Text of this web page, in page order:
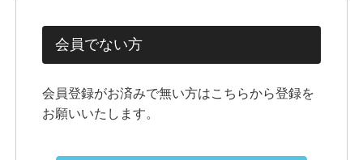
会員でない方
会員登録がお済みで無い方はこちらから登録を
お願いいたします。